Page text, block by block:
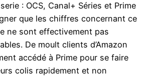
: OCS, Canal+ Séries et Prime
que les chiffres concernant ce
ne sont effectivement pas
De moult clients d’Amazon
accédé à Prime pour se faire
colis rapidement et non